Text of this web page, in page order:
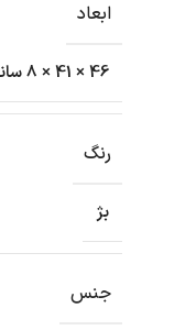
ابعاد
46 × 41 × 8 سانتیمتر
رنگ
بژ
جنس